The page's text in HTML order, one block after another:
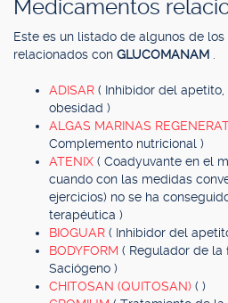
Medicamentos
Este es un listado de algunos de
relacionados con GLUCOMANAM
ADISAR ( Inhibidor del
obesidad )
ALGAS MARINAS
Complemento nutricional )
ATENIX ( Coadyuvante en el
cuando con las medidas
ejercicios) no se ha
terapéutica )
BIOGUAR ( Inhibidor del
BODYFORM ( Regulador de la
Saciógeno )
CHITOSAN (QUITOSAN) ( )